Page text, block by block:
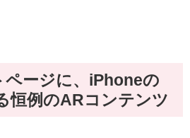
ージに、iPhoneの
恒例のARコンテンツ